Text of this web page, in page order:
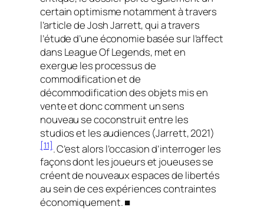
certain optimisme notamment à travers
l’article de Josh Jarrett, qui a travers
l’étude d’une économie basée sur l’affect
dans League Of Legends, met en
exergue les processus de
commodification et de
décommodification des objets mis en
vente et donc comment un sens
nouveau se coconstruit entre les
studios et les audiences (Jarrett, 2021)
[11]. C’est alors l’occasion d’interroger les
façons dont les joueurs et joueuses se
créent de nouveaux espaces de libertés
au sein de ces expériences contraintes
économiquement. ■